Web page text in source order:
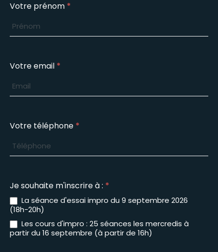
Votre prénom *
Votre email *
Votre téléphone *
Je souhaite m'inscrire à : *
La séance d'essai impro du 9 septembre 2026
(18h-20h)
Les cours d'impro : 25 séances les mercredis à
partir du 16 septembre (à partir de 16h)